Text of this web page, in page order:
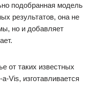
подобранная модель
результатов, она не
но и добавляет
от таких известных
Vis, изготавливается